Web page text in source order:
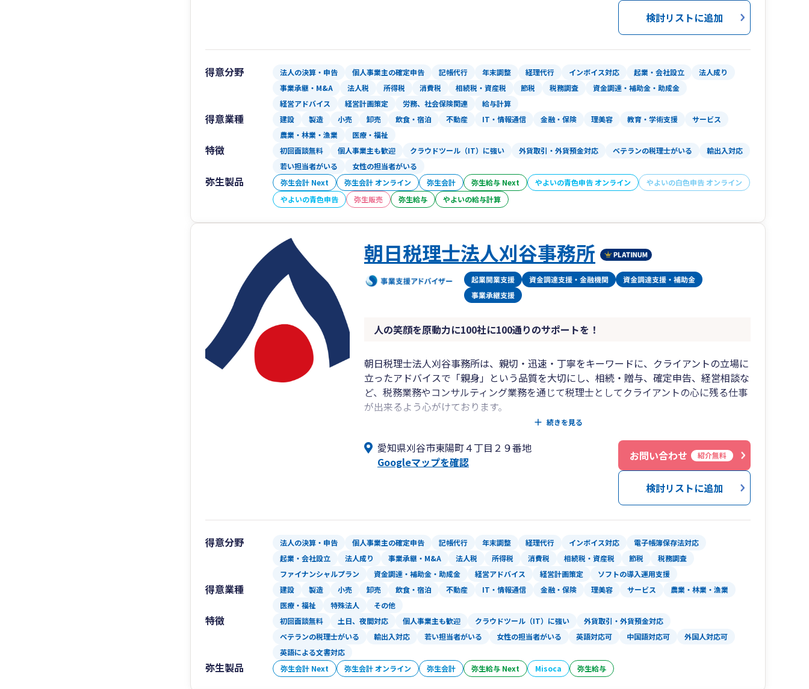
業務改善のため税理士の変更をご検討の場合もお気軽にご相談ください。
検討リストに追加
得意分野 法人の決算・申告 個人事業主の確定申告 記帳代行 年末調整 経理代行 インボイス対応 起業・会社設立
法人成り
事業承継・M&A
法人税 所得税 消費税 相続税・資産税 節税 税務調査
資金調達・補助金・助成金
経営アドバイス
経営計画策定 労務、社会保険関連 給与計算
得意業種 建設 製造 小売 卸売 飲食・宿泊 不動産 IT・情報通信 金融・保険 理美容 教育・学術支援
サービス
農業・林業・漁業
医療・福祉
特徴 初回面談無料 個人事業主も歓迎 クラウドツール（IT）に強い 外貨取引・外貨預金対応 ベテランの税理士がいる
輸出入対応
若い担当者がいる
女性の担当者がいる
弥生製品 弥生会計 Next 弥生会計 オンライン 弥生会計 弥生給与 Next やよいの青色申告 オンライン
やよいの白色申告 オンライン
やよいの青色申告
弥生販売 弥生給与 やよいの給与計算
朝日税理士法人刈谷事務所
人の笑顔を原動力に100社に100通りのサポートを！
朝日税理士法人刈谷事務所は、親切・迅速・丁寧をキーワードに、クライアントの立場に
立ったアドバイスで「親身」という品質を大切にし、相続・贈与、確定申告、経営相談な
ど、税務業務やコンサルティング業務を通じて税理士としてクライアントの心に残る仕事
が出来るよう心がけております。
続きを見る
愛知県刈谷市東陽町４丁目２９番地
Googleマップを確認
お問い合わせ 紹介無料
検討リストに追加
得意分野 法人の決算・申告 個人事業主の確定申告 記帳代行 年末調整 経理代行 インボイス対応
電子帳簿保存法対応
起業・会社設立
法人成り 事業承継・M&A 法人税 所得税 消費税 相続税・資産税 節税
税務調査
ファイナンシャルプラン
資金調達・補助金・助成金 経営アドバイス 経営計画策定 ソフトの導入運用支援
得意業種 建設 製造 小売 卸売 飲食・宿泊 不動産 IT・情報通信 金融・保険 理美容 サービス
農業・林業・漁業
医療・福祉
特殊法人 その他
特徴 初回面談無料 土日、夜間対応 個人事業主も歓迎 クラウドツール（IT）に強い
外貨取引・外貨預金対応
ベテランの税理士がいる
輸出入対応 若い担当者がいる 女性の担当者がいる 英語対応可 中国語対応可
外国人対応可
英語による文書対応
弥生製品 弥生会計 Next 弥生会計 オンライン 弥生会計 弥生給与 Next Misoca 弥生給与